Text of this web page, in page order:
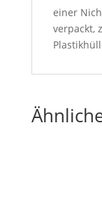
einer
verpackt,